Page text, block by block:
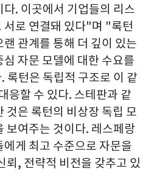
. 이곳에서 기업들의 리스
서로 연결돼 있다"며 "록턴
관계를 통해 더 깊이 있는
자문 모델에 대한 수요를
록턴은 독립적 구조로 이 같
응할 수 있다. 스테판과 같
것은 록턴의 비상장 독립 모
보여주는 것이다. 레스페랑
게 최고 수준으로 자문을
뢰, 전략적 비전을 갖추고 있